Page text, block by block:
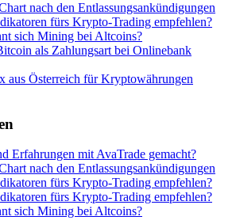
nach den Entlassungsankündigungen
fürs Krypto-Trading empfehlen?
sich Mining bei Altcoins?
als Zahlungsart bei Onlinebank
aus Österreich für Kryptowährungen
Erfahrungen mit AvaTrade gemacht?
nach den Entlassungsankündigungen
fürs Krypto-Trading empfehlen?
fürs Krypto-Trading empfehlen?
sich Mining bei Altcoins?